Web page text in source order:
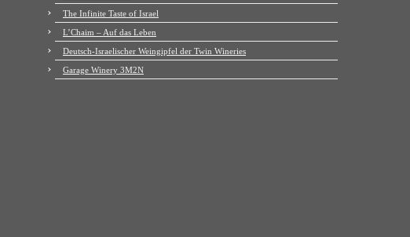
The Infinite Taste of Israel
L’Chaim – Auf das Leben
Deutsch-Israelischer Weingipfel der Twin Wineries
Garage Winery 3M2N